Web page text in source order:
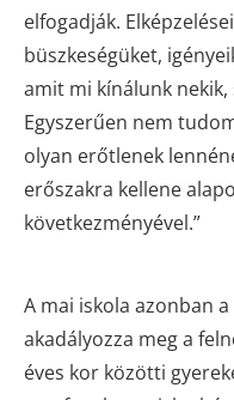
elfogadják.
büszkeségüket,
amit mi kínálunk
Egyszerűen nem
olyan erőtlenek
erőszakra kellene
következményével.”
A mai iskola azonban
akadályozza meg a
éves kor közötti